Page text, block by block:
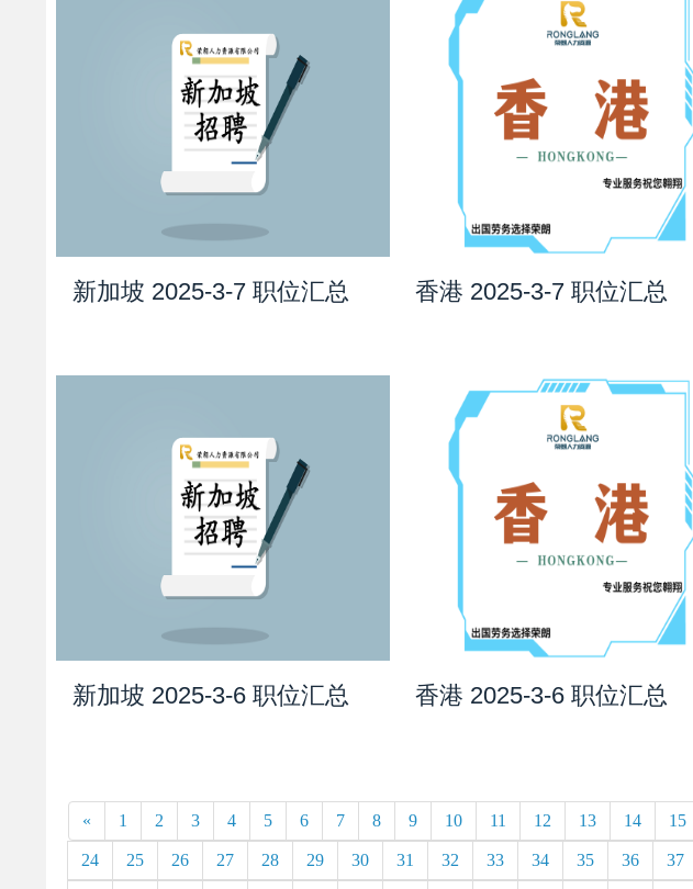
新加坡 2025-3-7 职位汇总 香港 2025-3-7 职位汇总
新加坡 2025-3-6 职位汇总 香港 2025-3-6 职位汇总
« 1 2 3 4 5 6 7 8 9 10 11 12 13 14 15
24 25 26 27 28 29 30 31 32 33 34 35 36 37